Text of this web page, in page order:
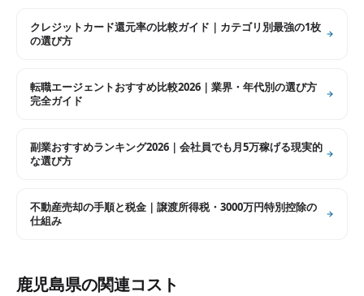
クレジットカード還元率の比較ガイド｜カテゴリ別最強の1枚
の選び方
転職エージェントおすすめ比較2026｜業界・年代別の選び方
完全ガイド
副業おすすめランキング2026｜会社員でも月5万稼げる現実的
な選び方
不動産売却の手順と税金｜譲渡所得税・3000万円特別控除の
仕組み
鹿児島県の関連コスト